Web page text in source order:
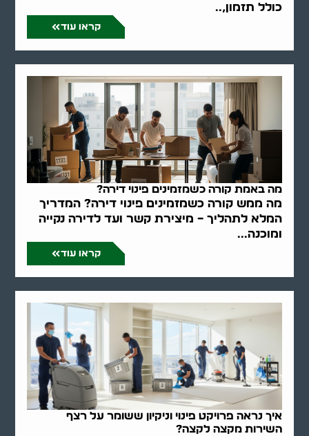
כולל תזמון,..
קראו עוד
מה באמת קורה כשמזמינים פינוי דירה?
מה ממש קורה כשמזמינים פינוי דירה? המדריך
המלא לתהליך – מיצירת קשר ועד לדירה נקייה
ומוכנה...
קראו עוד
איך נראה פרויקט פינוי וניקיון ששומר על רצף
השירות מקצה לקצה?